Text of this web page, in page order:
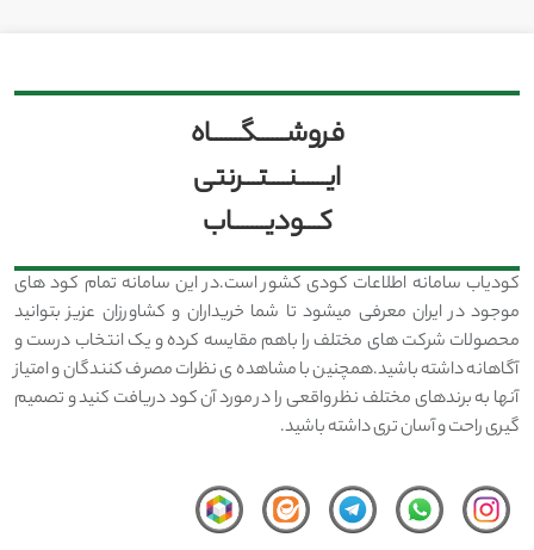
فروشــــــگــــــاه
ایــــــنــــتـــرنتی
کـــودیـــــــاب
کودیاب سامانه اطلاعات کودی کشور است.در این سامانه تمام کود های
موجود در ایران معرفی میشود تا شما خریداران و کشاورزان عزیز بتوانید
محصولات شرکت های مختلف را باهم مقایسه کرده و یک انتخاب درست و
آگاهانه داشته باشید.همچنین با مشاهده ی نظرات مصرف کنندگان و امتیاز
آنها به برندهای مختلف نظر واقعی را در مورد آن کود دریافت کنید و تصمیم
گیری راحت و آسان تری داشته باشید.